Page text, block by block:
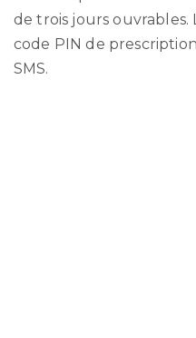
de trois jours
code PIN de
SMS.